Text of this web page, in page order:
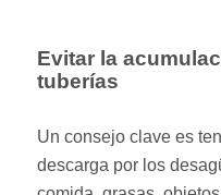
Evitar la
tuberías
Un consejo clave es
descarga por los